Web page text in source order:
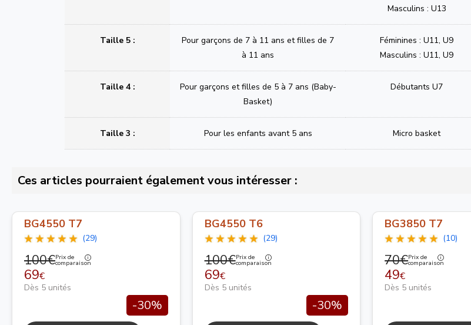
Masculins : U13
Taille 5 :
Pour garçons de 7 à 11 ans et filles de 7
à 11 ans
Féminines : U11, U9
Masculins : U11, U9
Taille 4 :
Pour garçons et filles de 5 à 7 ans (Baby-
Basket)
Débutants U7
Taille 3 : Pour les enfants avant 5 ans Micro basket
Ces articles pourraient également vous intéresser :
BG4550 T7
(29)
100€Prix de
comparaison
69€
Dès 5 unités
-30%
BG4550 T6
(29)
100€Prix de
comparaison
69€
Dès 5 unités
-30%
BG3850 T7
(10)
70€Prix de
comparaison
49€
Dès 5 unités